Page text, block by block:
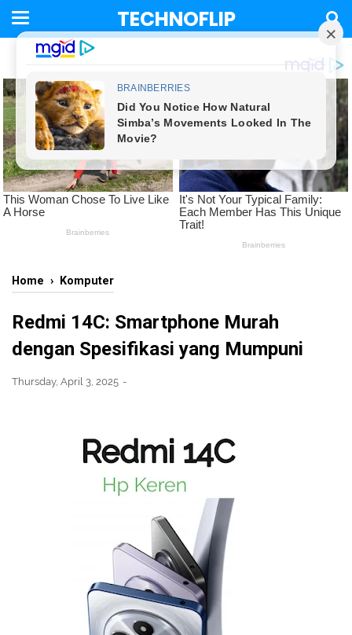
TECHNOFLIP
Home › Komputer
Redmi 14C: Smartphone Murah
dengan Spesifikasi yang Mumpuni
Thursday, April 3, 2025